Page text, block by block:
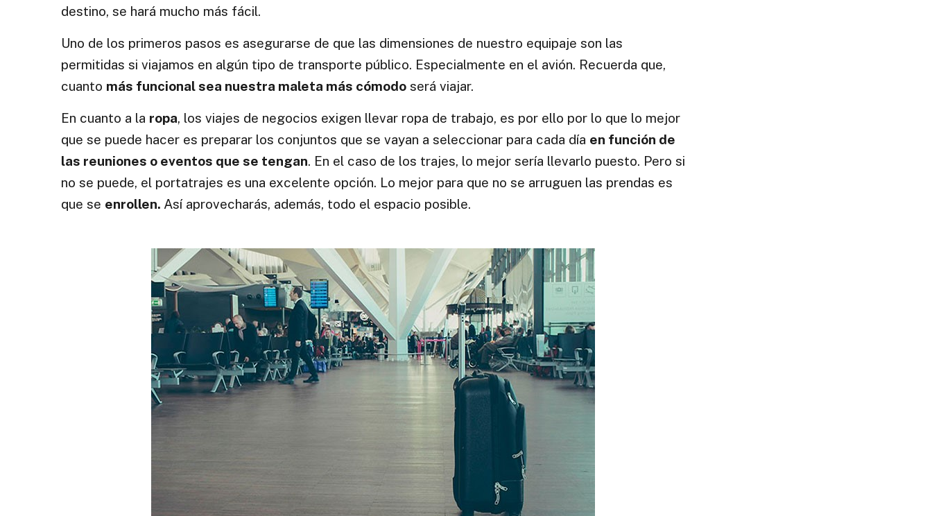
destino, se hará mucho más fácil.
Uno de los primeros pasos es asegurarse de que las dimensiones de nuestro equipaje son las
permitidas si viajamos en algún tipo de transporte público. Especialmente en el avión. Recuerda que,
cuanto más funcional sea nuestra maleta más cómodo será viajar.
En cuanto a la ropa, los viajes de negocios exigen llevar ropa de trabajo, es por ello por lo que lo mejor
que se puede hacer es preparar los conjuntos que se vayan a seleccionar para cada día en función de
las reuniones o eventos que se tengan. En el caso de los trajes, lo mejor sería llevarlo puesto. Pero si
no se puede, el portatrajes es una excelente opción. Lo mejor para que no se arruguen las prendas es
que se enrollen. Así aprovecharás, además, todo el espacio posible.